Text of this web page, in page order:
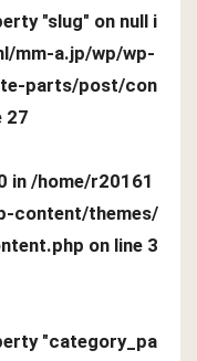
"slug" on null i
mm-a.jp/wp/wp-
parts/post/con
27
in /home/r20161
content/themes/
on line 3
"category_pa